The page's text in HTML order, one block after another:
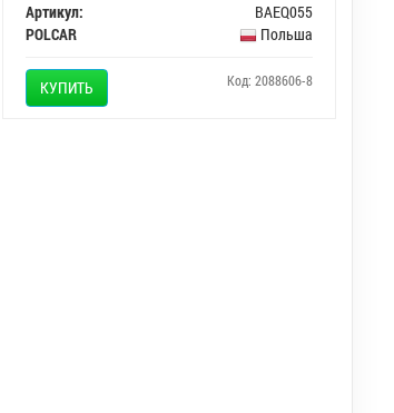
Артикул:
BAEQ055
POLCAR
Польша
КУПИТЬ Код: 2088606-8